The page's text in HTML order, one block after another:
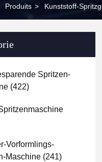
Produits > Kunststoff-
Spritzen-
(422)
Vorformlings-
Maschine (241)